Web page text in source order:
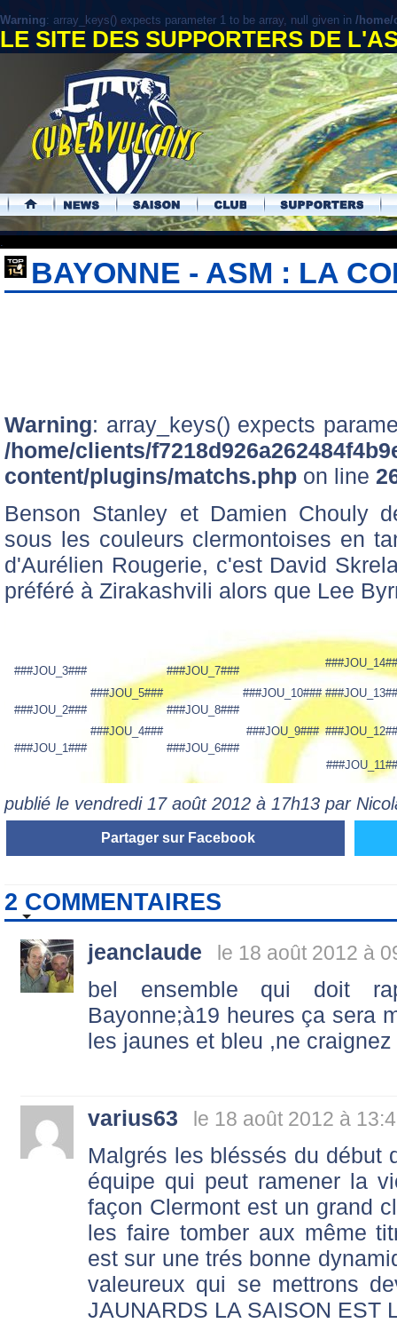
Warning: array_keys() expects parameter 1 to be array, null given in /home/
LE SITE DES SUPPORTERS DE
.
BAYONNE - ASM : LA
Warning: array_keys() expects
/home/clients/
content/plugins/matchs.php on line
Benson Stanley et Damien Chouly
sous les couleurs clermontoises en
d'Aurélien Rougerie, c'est David
préféré à Zirakashvili alors que Lee
###JOU_3###
###JOU_7###
###JOU_5###
###JOU_10###
###JOU_2###
###JOU_8###
###JOU_4###
###JOU_9###
###JOU_1###
###JOU_6###
publié le vendredi 17 août 2012 à 17h13 par
Partager sur Facebook
2 COMMENTAIRES
jeanclaude le 18 août 2012 à
bel ensemble qui doit
Bayonne;à19 heures ça sera
les jaunes et bleu ,ne
varius63 le 18 août 2012 à
Malgrés les bléssés du début
équipe qui peut ramener la
façon Clermont est un grand
les faire tomber aux même
est sur une trés bonne
valeureux qui se mettrons
JAUNARDS LA SAISON EST